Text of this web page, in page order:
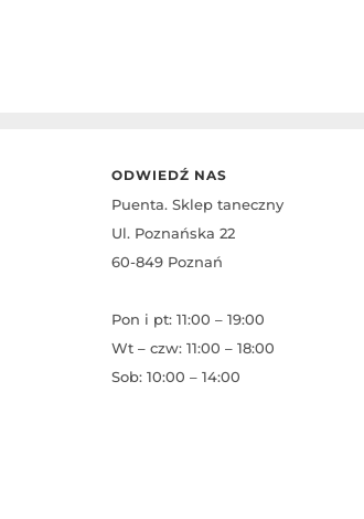
ODWIEDŹ NAS
Puenta. Sklep taneczny
Ul. Poznańska 22
60-849 Poznań
Pon i pt: 11:00 – 19:00
Wt – czw: 11:00 – 18:00
Sob: 10:00 – 14:00